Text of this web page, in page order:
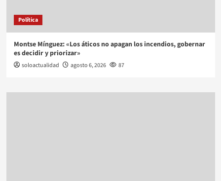
Política
Montse Mínguez: «Los áticos no apagan los incendios, gobernar
es decidir y priorizar»
soloactualidad agosto 6, 2026 87